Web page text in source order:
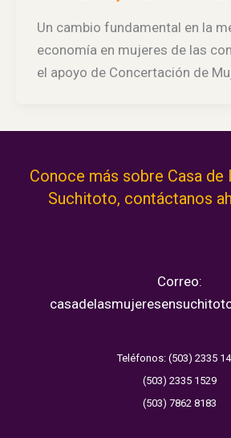
Un cambio fundamental en la
economía en mujeres de las
el apoyo de Concertación de
Conoce más sobre Casa de
Suchitoto, contáctanos
Correo:
Teléfonos: (503) 2335
(503) 2335 1529
(503) 7862 8183